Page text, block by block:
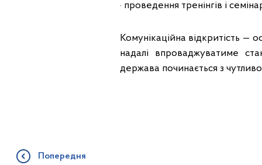
· проведення тренінгів і
Комунікаційна відкритість —
надалі впроваджуватиме
держава починається з
Попередня